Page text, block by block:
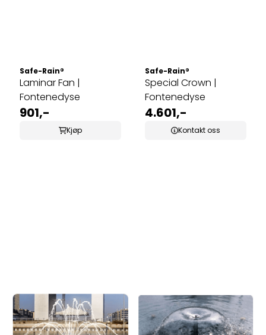
Safe-Rain®
Laminar Fan |
Fontenedyse
901,-
Kjøp
Safe-Rain®
Special Crown |
Fontenedyse
4.601,-
Kontakt oss